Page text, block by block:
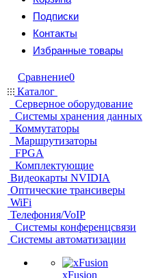
Подписки
Контакты
Избранные товары
Сравнение0
Каталог
Серверное оборудование
Системы хранения данных
Коммутаторы
Маршрутизаторы
FPGA
Комплектующие
Видеокарты NVIDIA
Оптические трансиверы
WiFi
Телефония/VoIP
Системы конференцсвязи
Системы автоматизации
xFusion